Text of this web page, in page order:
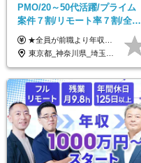
PMO/20～50代活躍/プライム
案件７割/リモート率７割/全員
前職より年収UP/有給取得率
100%
★全員が前職より年収UPを実現！ ★前職給与より120％アップ実績あり ★前職給与を最大限に考慮 ★入社4年目で年収800万円の社員も在籍！ 年俸420万円～960万円（1/12を毎月支給）＋インセンティブ＋各種手当 ※経験・スキルを考慮の上、決定します ※試用期間6ヶ月あり（期間中の給与、待遇に差異はありません） ※上記金額には固定残業代(月20時間／月5.6万円)を含みます ※超過分は別途全額支給します
東京都_神奈川県_埼玉県_千葉県